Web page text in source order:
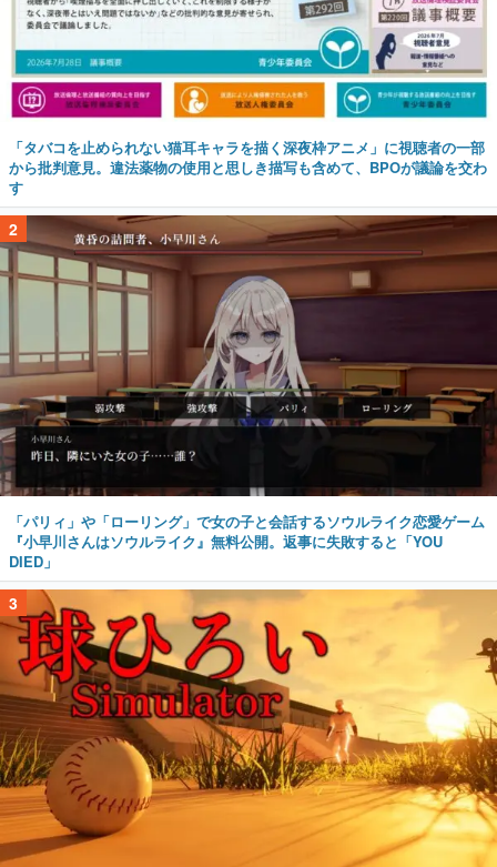
「タバコを止められない猫耳キャラを描く深夜枠アニメ」に視聴者の一部
から批判意見。違法薬物の使用と思しき描写も含めて、BPOが議論を交わ
す
2
「パリィ」や「ローリング」で女の子と会話するソウルライク恋愛ゲーム
『小早川さんはソウルライク』無料公開。返事に失敗すると「YOU
DIED」
3